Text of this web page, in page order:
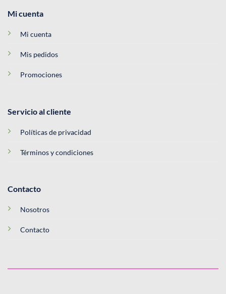
Mi cuenta
Mi cuenta
Mis pedidos
Promociones
Servicio al cliente
Políticas de privacidad
Términos y condiciones
Contacto
Nosotros
Contacto